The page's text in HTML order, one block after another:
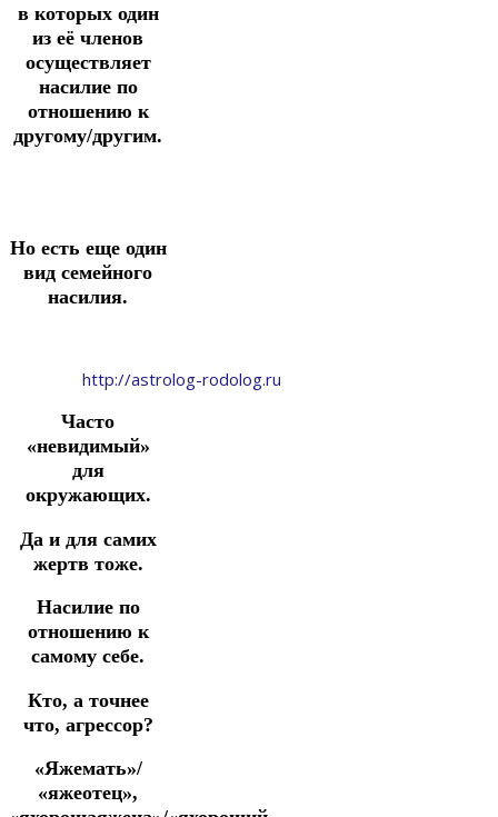
в которых один
из её членов
осуществляет
насилие по
отношению к
другому/другим.
Но есть еще один
вид семейного
насилия.
http://astrolog-rodolog.ru
Часто
«невидимый»
для
окружающих.
Да и для самих
жертв тоже.
Насилие по
отношению к
самому себе.
Кто, а точнее
что, агрессор?
«Яжемать»/
«яжеотец»,